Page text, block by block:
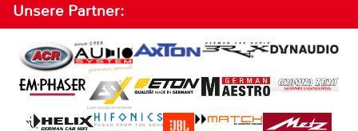
Unsere Partner: